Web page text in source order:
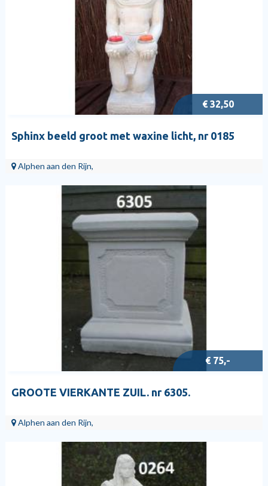
€ 32,50
Sphinx beeld groot met waxine licht, nr 0185
Alphen aan den Rijn,
€ 75,-
GROOTE VIERKANTE ZUIL. nr 6305.
Alphen aan den Rijn,